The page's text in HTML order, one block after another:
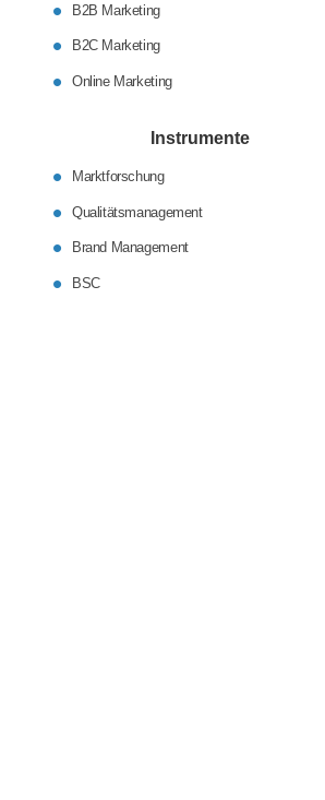
B2B Marketing
B2C Marketing
Online Marketing
Instrumente
Marktforschung
Qualitätsmanagement
Brand Management
BSC